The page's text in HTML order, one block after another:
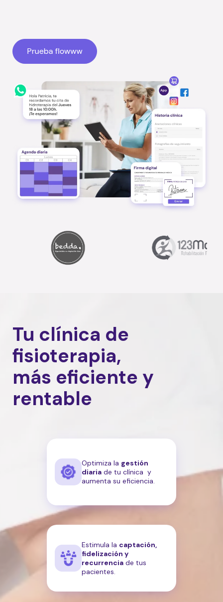
Tu clínica de
fisioterapia,
más eficiente y
rentable
Optimiza la gestión
diaria de tu clínica y
aumenta su eficiencia.
Estimula la captación,
fidelización y
recurrencia de tus
pacientes.